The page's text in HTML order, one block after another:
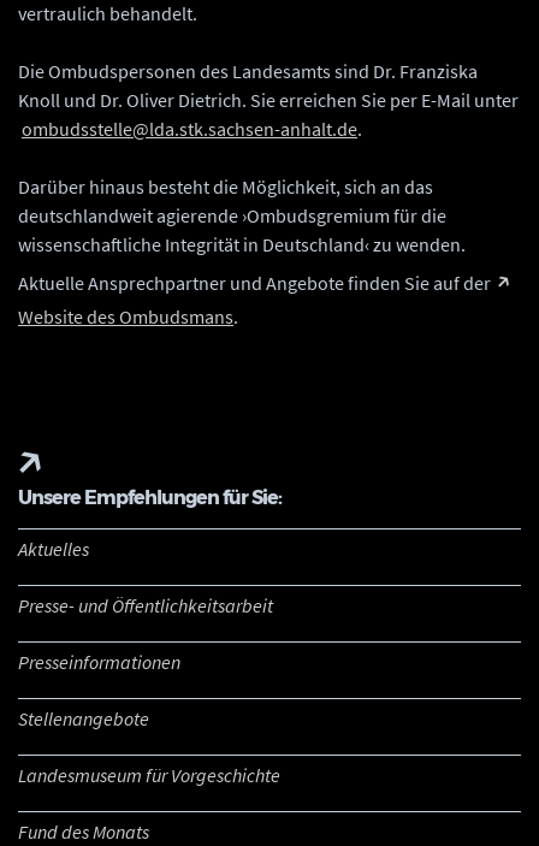
vertraulich behandelt.
Die Ombudspersonen des Landesamts sind Dr. Franziska
Knoll und Dr. Oliver Dietrich. Sie erreichen Sie per E-Mail unter
ombudsstelle@lda.stk.sachsen-anhalt.de.
Darüber hinaus besteht die Möglichkeit, sich an das
deutschlandweit agierende ›Ombudsgremium für die
wissenschaftliche Integrität in Deutschland‹ zu wenden.
Aktuelle Ansprechpartner und Angebote finden Sie auf der
Website des Ombudsmans.
Unsere Empfehlungen für Sie:
Aktuelles
Presse- und Öffentlichkeitsarbeit
Presseinformationen
Stellenangebote
Landesmuseum für Vorgeschichte
Fund des Monats